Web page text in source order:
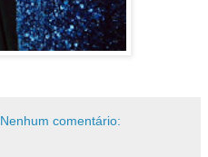
Nenhum comentário: